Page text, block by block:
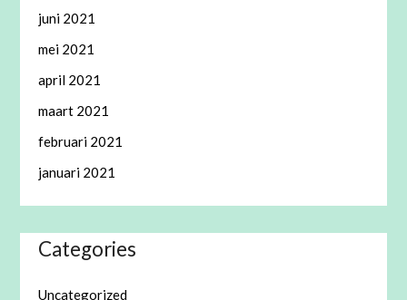
juni 2021
mei 2021
april 2021
maart 2021
februari 2021
januari 2021
Categories
Uncategorized